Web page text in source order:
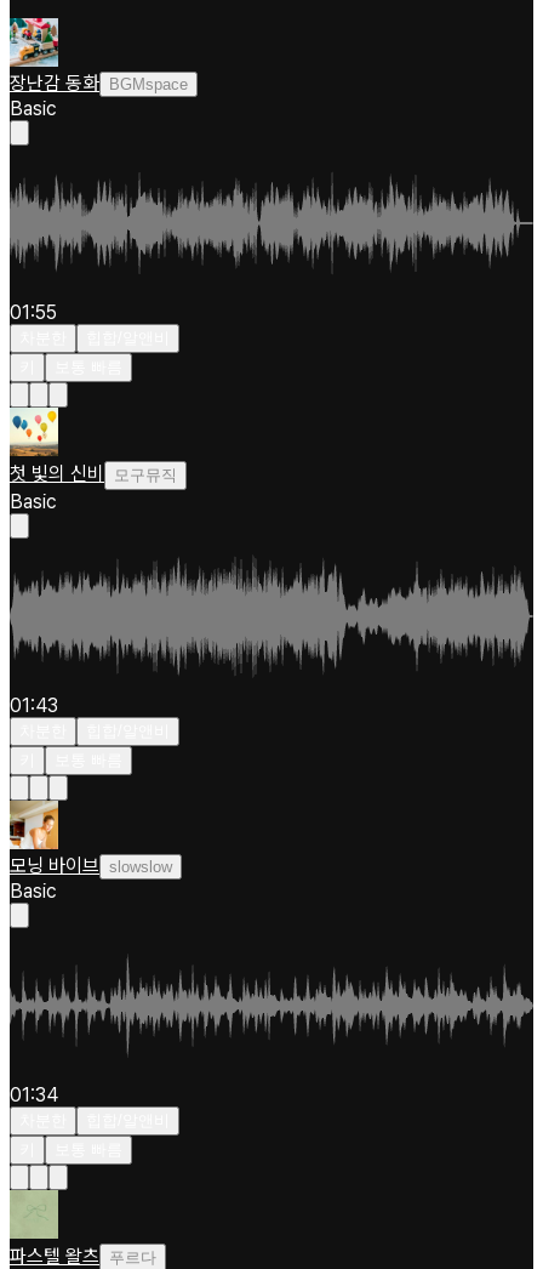
장난감 동화 BGMspace
Basic
01:55
첫 빛의 신비 모구뮤직
Basic
01:43
모닝 바이브 slowslow
Basic
01:34
파스텔 왈츠 푸르다